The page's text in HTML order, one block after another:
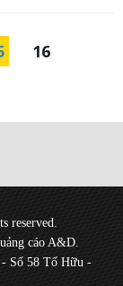
16
reserved.
cáo A&D.
Số 58 Tố Hữu -